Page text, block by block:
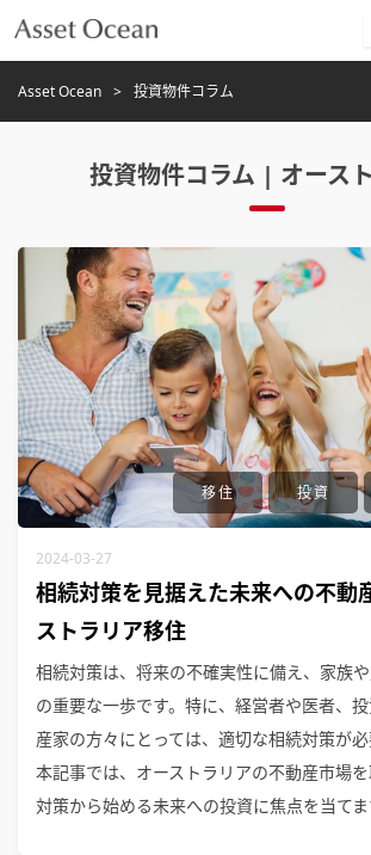
Asset Ocean 投資物件コラム
投資物件コラム | オース
移住 投資
2024-03-27
相続対策を見据えた未来への不動
ストラリア移住
相続対策は、将来の不確実性に備え、家族
の重要な一歩です。特に、経営者や医者、
産家の方々にとっては、適切な相続対策が必
本記事では、オーストラリアの不動産市場
対策から始める未来への投資に焦点を当てま